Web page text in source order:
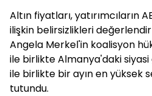
Altın fiyatları, yatırımcıların
ilişkin belirsizlikleri
Angela Merkel'in koalisyon
ile birlikte Almanya'daki
ile birlikte bir ayın en yüksek
tutundu.